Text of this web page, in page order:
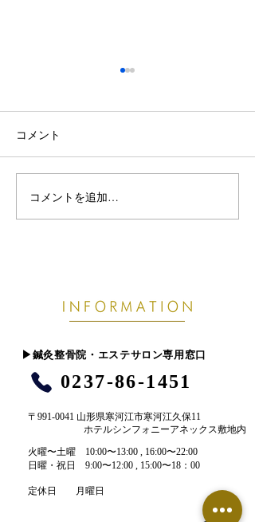
熱帯夜で眠りが浅い・首
こりがつらい方へ｜8月の
コメント
コメントを追加…
​▶︎鍼灸整骨院・エステサロン専用窓口
0237-86-1451
〒991-0041 山形県寒河江市寒河江久保11
ホテルシンフォニーアネックス敷地内
​火曜〜土曜 10:00〜13:00 , 16:00〜22:00​
​日曜・祝日 9:00〜12:00 , 15:00〜18：00
定休日 月曜日